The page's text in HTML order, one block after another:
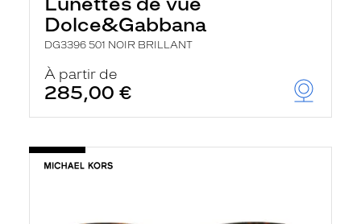
Dolce&Gabbana
DG3396 501 NOIR BRILLANT
À partir de
285,00 €